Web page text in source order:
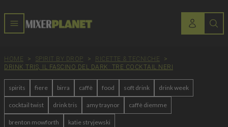
HOME > SPIRIT BY DROP > RICETTE & TECNICHE
>
DRINK TRIS, IL FASCINO DEL DARK: TRE COCKTAIL NERI
spirits fiere birra caffè food soft drink drink week
cocktail twist drink tris amy traynor caffè diemme
brenton mowforth katie stryjewski